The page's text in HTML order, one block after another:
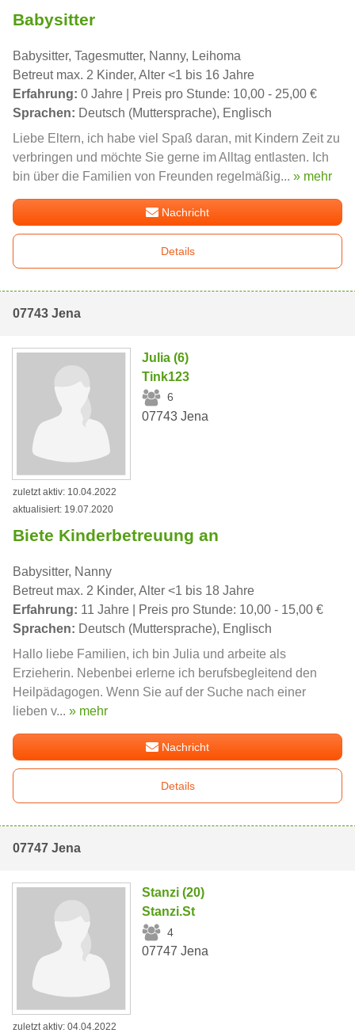
Babysitter
Babysitter, Tagesmutter, Nanny, Leihoma
Betreut max. 2 Kinder, Alter <1 bis 16 Jahre
Erfahrung: 0 Jahre | Preis pro Stunde: 10,00 - 25,00 €
Sprachen: Deutsch (Muttersprache), Englisch
Liebe Eltern, ich habe viel Spaß daran, mit Kindern Zeit zu
verbringen und möchte Sie gerne im Alltag entlasten. Ich
bin über die Familien von Freunden regelmäßig... » mehr
Nachricht
Details
07743 Jena
Julia (6)
Tink123
6
07743 Jena
zuletzt aktiv: 10.04.2022
aktualisiert: 19.07.2020
Biete Kinderbetreuung an
Babysitter, Nanny
Betreut max. 2 Kinder, Alter <1 bis 18 Jahre
Erfahrung: 11 Jahre | Preis pro Stunde: 10,00 - 15,00 €
Sprachen: Deutsch (Muttersprache), Englisch
Hallo liebe Familien, ich bin Julia und arbeite als
Erzieherin. Nebenbei erlerne ich berufsbegleitend den
Heilpädagogen. Wenn Sie auf der Suche nach einer
lieben v... » mehr
Nachricht
Details
07747 Jena
Stanzi (20)
Stanzi.St
4
07747 Jena
zuletzt aktiv: 04.04.2022